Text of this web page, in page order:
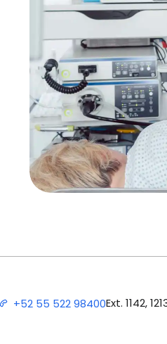
+52 55 522 98400Ext. 1142,